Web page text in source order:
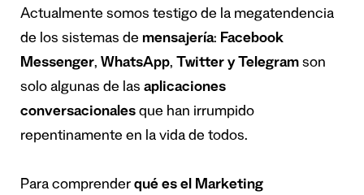
Actualmente somos testigo de la megatendencia
de los sistemas de mensajería: Facebook
Messenger, WhatsApp, Twitter y Telegram son
solo algunas de las aplicaciones
conversacionales que han irrumpido
repentinamente en la vida de todos.
Para comprender qué es el Marketing